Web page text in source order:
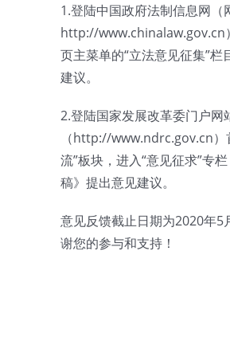
1.登陆中国政府法制信息网（
http://www.chinalaw.gov.cn
页主菜单的“立法意见征集”栏
建议。
2.登陆国家发展改革委门户网
（http://www.ndrc.gov.cn）
流”板块，进入“意见征求”专
稿》提出意见建议。
意见反馈截止日期为2020年5
谢您的参与和支持！